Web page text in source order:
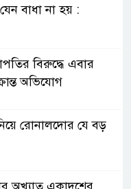
বাধা না হয় :
বিরুদ্ধে এবার
অভিযোগ
রোনালদোর যে বড়
অখ্যাত একাদশের